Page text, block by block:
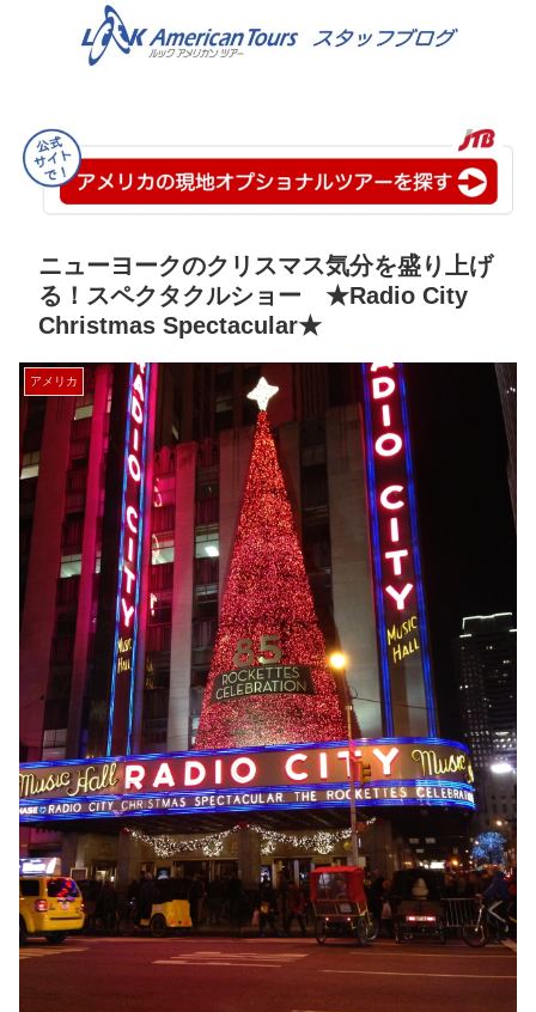
ニューヨークのクリスマス気分を盛り上げ
る！スペクタクルショー ★Radio City
Christmas Spectacular★
アメリカ